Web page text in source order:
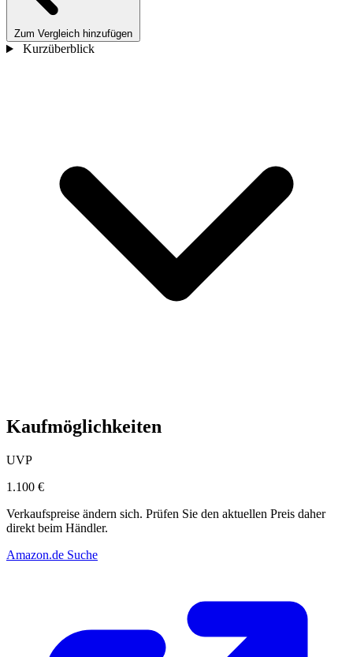
Zum Vergleich hinzufügen
Kurzüberblick
Kaufmöglichkeiten
UVP
1.100 €
Verkaufspreise ändern sich. Prüfen Sie den aktuellen Preis daher
direkt beim Händler.
Amazon.de Suche